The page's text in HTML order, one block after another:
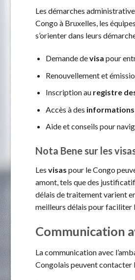
Les démarches
Congo à Bruxelles, les
s’orienter dans leurs
Demande devisa pour
Renouvellement et
Inscription au registre
Accès à des
Aide et conseils pour
Nota Bene sur les
Les visas pour le Congo
amont, tels que des
délais de traitement varient
meilleurs délais pour faciliter
Communication
La communication avec
Congolais peuvent contacter